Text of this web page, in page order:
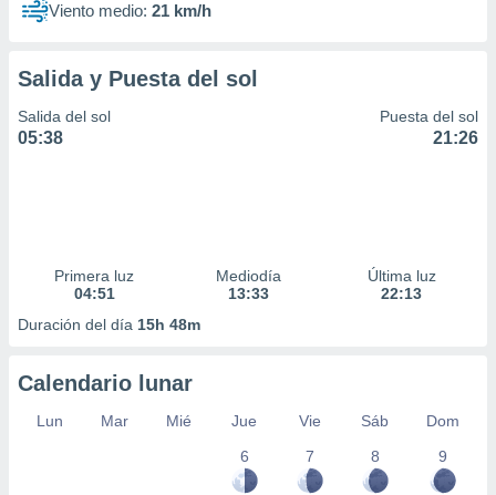
Viento medio: 21 km/h
Salida y Puesta del sol
Salida del sol
05:38
Puesta del sol
21:26
Primera luz
04:51
Mediodía
13:33
Última luz
22:13
Duración del día 15h 48m
Calendario lunar
Lun Mar Mié Jue Vie Sáb
Dom
6
7 8 9